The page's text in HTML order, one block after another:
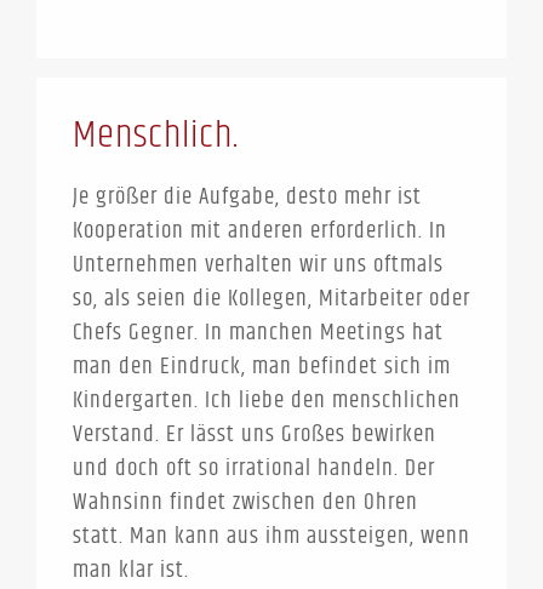
Menschlich.
Je größer die Aufgabe, desto mehr ist
Kooperation mit anderen erforderlich. In
Unternehmen verhalten wir uns oftmals
so, als seien die Kollegen, Mitarbeiter oder
Chefs Gegner. In manchen Meetings hat
man den Eindruck, man befindet sich im
Kindergarten. Ich liebe den menschlichen
Verstand. Er lässt uns Großes bewirken
und doch oft so irrational handeln. Der
Wahnsinn findet zwischen den Ohren
statt. Man kann aus ihm aussteigen, wenn
man klar ist.